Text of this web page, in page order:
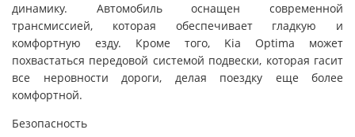
динамику. Автомобиль оснащен современной
трансмиссией, которая обеспечивает гладкую и
комфортную езду. Кроме того, Kia Optima может
похвастаться передовой системой подвески, которая гасит
все неровности дороги, делая поездку еще более
комфортной.
Безопасность